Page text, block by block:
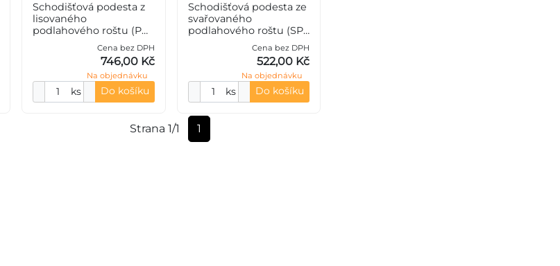
Schodišťová podesta z
lisovaného
podlahového roštu (PR),
33/33 - rozteče nosných
33 mm / rozpěrných 33
mm, výška 30 mm, síla 2
mm, ocel S235JR (ST37.2
Cena bez DPH
746,00 Kč
Na objednávku
ks Do košíku
Schodišťová podesta ze
svařovaného
podlahového roštu (SP),
34/38 - rozteče nosných
34 mm / rozpěrných 38
mm, výška 30 mm, síla 2
mm, ocel S235JR (ST37
Cena bez DPH
522,00 Kč
Na objednávku
ks Do košíku
Strana 1/1 1